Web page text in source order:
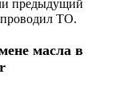
предыдущий
проводил ТО.
масла в